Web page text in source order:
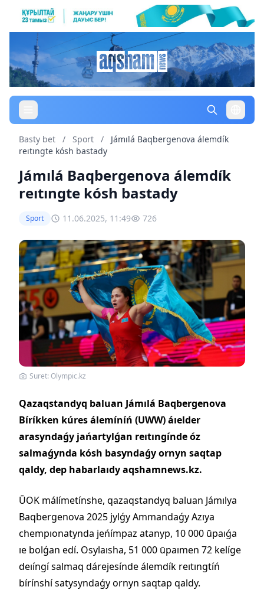
Basty bet / Sport /
Jámılá Baqbergenova álemdík
reıtıngte kósh bastady
Jámılá Baqbergenova álemdík
reıtıngte kósh bastady
Sport 11.06.2025, 11:49 726
Suret: Olympic.kz
Qazaqstandyq baluan Jámılá Baqbergenova
Bíríkken kúres álemíníń (UWW) áıelder
arasyndaǵy jańartylǵan reıtıngínde óz
salmaǵynda kósh basyndaǵy ornyn saqtap
qaldy, dep habarlaıdy aqshamnews.kz.
ŪOK málímetínshe, qazaqstandyq baluan Jámılya
Baqbergenova 2025 jylǵy Ammandaǵy Azıya
chempıonatynda jeńímpaz atanyp, 10 000 ūpaıǵa
ıe bolǵan edí. Osylaısha, 51 000 ūpaımen 72 kelíge
deıíngí salmaq dárejesínde álemdík reıtıngtíń
bírínshí satysyndaǵy ornyn saqtap qaldy.